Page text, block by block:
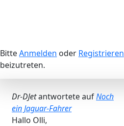
BitteAnmelden oder Registrieren
beizutreten.
Dr-DJetantwortete aufNoch
ein Jaguar-Fahrer
Hallo Olli,